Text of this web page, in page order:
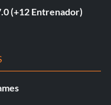
(+12 Entrenador)